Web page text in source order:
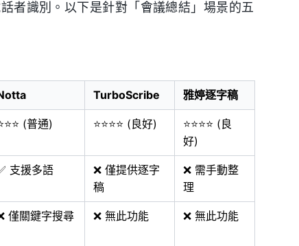
者識別。以下是針對「會議總結」場景的五
TurboScribe 雅婷逐字稿
(普通) ⭐⭐⭐⭐ (良好)
⭐⭐⭐⭐ (良
好)
支援多語
❌ 僅提供逐字
稿
❌ 需手動整
理
僅關鍵字搜尋 ❌ 無此功能 ❌ 無此功能